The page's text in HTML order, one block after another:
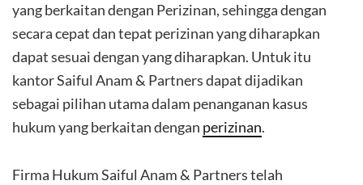
yang berkaitan dengan Perizinan, sehingga dengan
secara cepat dan tepat perizinan yang diharapkan
dapat sesuai dengan yang diharapkan. Untuk itu
kantor Saiful Anam & Partners dapat dijadikan
sebagai pilihan utama dalam penanganan kasus
hukum yang berkaitan dengan perizinan.
Firma Hukum Saiful Anam & Partners telah